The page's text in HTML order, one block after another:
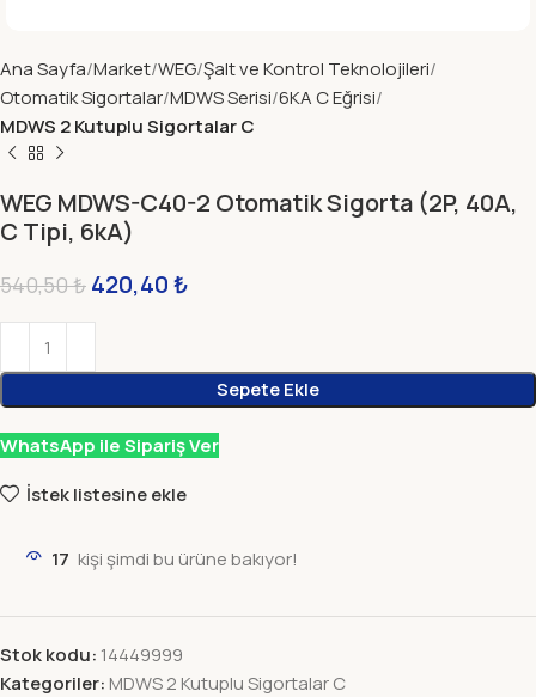
Ana Sayfa Market WEG Şalt ve Kontrol Teknolojileri
Otomatik Sigortalar MDWS Serisi 6KA C Eğrisi
MDWS 2 Kutuplu Sigortalar C
WEG MDWS-C40-2 Otomatik Sigorta (2P, 40A,
C Tipi, 6kA)
540,50₺ 420,40₺
Sepete Ekle
WhatsApp ile Sipariş Ver
İstek listesine ekle
17 kişi şimdi bu ürüne bakıyor!
Stok kodu: 14449999
Kategoriler: MDWS 2 Kutuplu Sigortalar C